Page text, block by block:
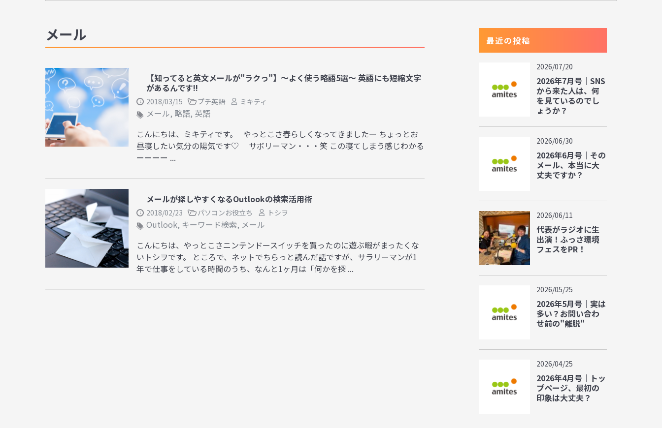
メール
【知ってると英文メールが"ラクっ"】～よく使う略語5選～ 英語にも短縮文字
があるんです!!
2018/03/15 プチ英語 ミキティ
メール, 略語, 英語
こんにちは、ミキティです。 やっとこさ春らしくなってきましたー ちょっとお
昼寝したい気分の陽気です♡ サボリーマン・・・笑 この寝てしまう感じわかる
ーーーー ...
メールが探しやすくなるOutlookの検索活用術
2018/02/23 パソコンお役立ち トシヲ
Outlook, キーワード検索, メール
こんにちは、やっとこさニンテンドースイッチを買ったのに遊ぶ暇がまったくな
いトシヲです。 ところで、ネットでちらっと読んだ話ですが、サラリーマンが1
年で仕事をしている時間のうち、なんと1ヶ月は「何かを探 ...
最近の投稿
2026/07/20
2026年7月号｜SNS
から来た人は、何
を見ているのでし
ょうか？
2026/06/30
2026年6月号｜その
メール、本当に大
丈夫ですか？
2026/06/11
代表がラジオに生
出演！ふっさ環境
フェスをPR！
2026/05/25
2026年5月号｜実は
多い？お問い合わ
せ前の"離脱"
2026/04/25
2026年4月号｜トッ
プページ、最初の
印象は大丈夫？